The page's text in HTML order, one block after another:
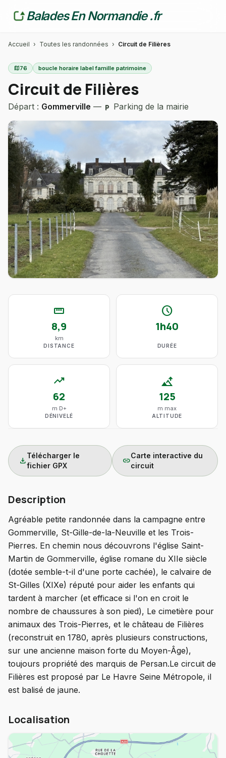
Balades En Normandie .fr
Accueil › Toutes les randonnées › Circuit de Filières
map76 boucle horaire label famille patrimoine
Circuit de Filières
Départ : Gommerville — local_parking Parking de la mairie
straighten
8,9
km
DISTANCE
schedule
1h40
DURÉE
trending_up
62
m D+
DÉNIVELÉ
altitude
125
m max
ALTITUDE
download
Télécharger le
fichier GPX
link
Carte interactive du
circuit
Description
Agréable petite randonnée dans la campagne entre
Gommerville, St-Gille-de-la-Neuville et les Trois-
Pierres. En chemin nous découvrons l'église Saint-
Martin de Gommerville, église romane du XIIe siècle
(dotée semble-t-il d'une porte cachée), le calvaire de
St-Gilles (XIXe) réputé pour aider les enfants qui
tardent à marcher (et efficace si l'on en croit le
nombre de chaussures à son pied), Le cimetière pour
animaux des Trois-Pierres, et le château de Filières
(reconstruit en 1780, après plusieurs constructions,
sur une ancienne maison forte du Moyen-Âge),
toujours propriété des marquis de Persan.Le circuit de
Filières est proposé par Le Havre Seine Métropole, il
est balisé de jaune.
Localisation